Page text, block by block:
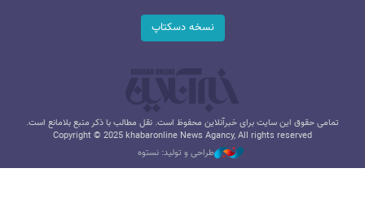
نسخه دسکتاپ
تمامی حقوق این سایت برای خبرآنلاین محفوظ است. نقل مطالب با ذکر منبع بلامانع است.
Copyright © 2025 khabaronline News Agancy, All rights reserved
طراحی و تولید: نستوه